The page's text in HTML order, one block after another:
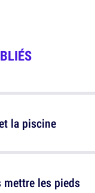
la piscine
les pieds